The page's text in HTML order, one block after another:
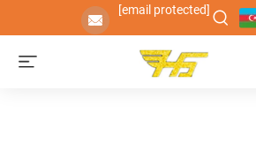
[email protected]